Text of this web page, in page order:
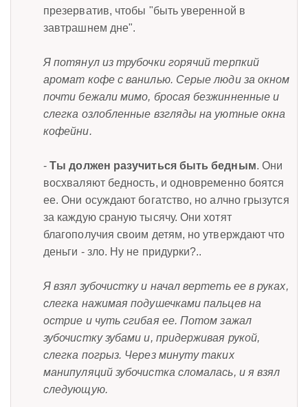
презерватив, чтобы "быть уверенной в
завтрашнем дне".
Я потянул из трубочки горячий терпкий
аромат кофе с ванилью. Серые люди за окном
почти бежали мимо, бросая безжинненные и
слегка озлобленные взгляды на уютные окна
кофейни.
-Ты должен разучиться быть бедным. Они
восхваляют бедность, и одновременно боятся
ее. Они осуждают богатство, но алчно грызутся
за каждую сраную тысячу. Они хотят
благополучия своим детям, но утверждают что
деньги - зло. Ну не придурки?..
Я взял зубочистку и начал вертеть ее в руках,
слегка нажимая подушечками пальцев на
острие и чуть сгибая ее. Потом зажал
зубочистку зубами и, придерживая рукой,
слегка погрыз. Через минуту таких
манипуляций зубочистка сломалась, и я взял
следующую.